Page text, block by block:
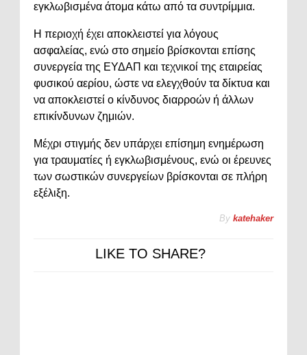
εγκλωβισμένα άτομα κάτω από τα συντρίμμια.
Η περιοχή έχει αποκλειστεί για λόγους
ασφαλείας, ενώ στο σημείο βρίσκονται επίσης
συνεργεία της ΕΥΔΑΠ και τεχνικοί της εταιρείας
φυσικού αερίου, ώστε να ελεγχθούν τα δίκτυα και
να αποκλειστεί ο κίνδυνος διαρροών ή άλλων
επικίνδυνων ζημιών.
Μέχρι στιγμής δεν υπάρχει επίσημη ενημέρωση
για τραυματίες ή εγκλωβισμένους, ενώ οι έρευνες
των σωστικών συνεργείων βρίσκονται σε πλήρη
εξέλιξη.
By katehaker
LIKE TO SHARE?